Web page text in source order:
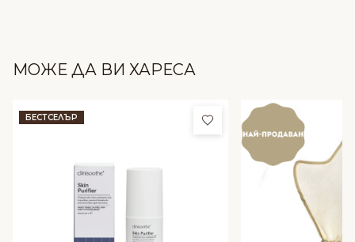
МОЖЕ ДА ВИ ХАРЕСА
БЕСТСЕЛЪР Добави в любими